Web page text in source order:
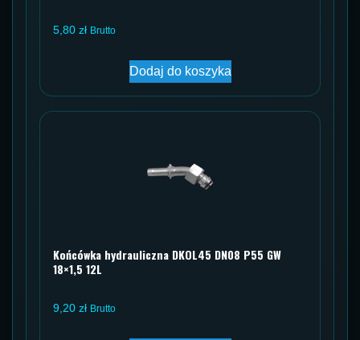
5,80 zł Brutto
Dodaj do koszyka
Końcówka hydrauliczna DKOL45 DN08 P55 GW
18×1,5 12L
9,20 zł Brutto